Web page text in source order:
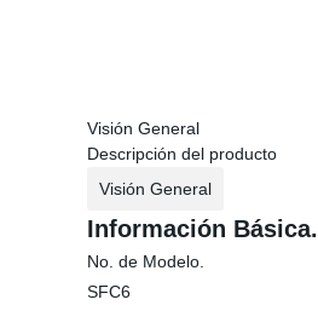
Visión General
Descripción del producto
Visión General
Información Básica.
No. de Modelo.
SFC6